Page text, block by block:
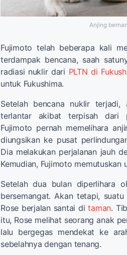
Anjing
Fujimoto telah beberapa kali
terdampak bencana, saah
radiasi nuklir dari PLTN di
untuk Fukushima.
Setelah bencana nuklir
terlantar akibat terpisah dari
Fujimoto pernah memelihara
diungsikan ke pusat
Dia melakukan perjalanan jauh
Kemudian, Fujimoto memutuskan
Setelah dua bulan diperlihara
bersemangat. Akan tetapi,
Rose berjalan santai ditaman.
itu, Rose melihat seorang anak
lalu bergegas mendekat ke
sebelahnya dengan tenang.